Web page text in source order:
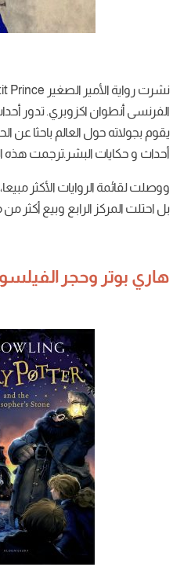
الفرنسى أنطوان اكزوبري. تدور
يقوم بجولاته حول العالم باحثا عن
أحداث و حكايات البشر.ترجمت هذه الرواية إلى
بل احتلت المركز الرابع وبيع أكثر
هاري بوتر وحجر